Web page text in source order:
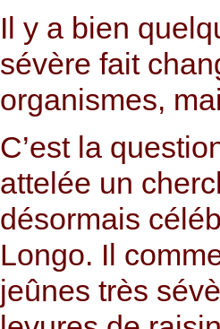
Il y a bien
sévère fait
organismes,
C’est la
attelée un
désormais
Longo. Il
jeûnes très